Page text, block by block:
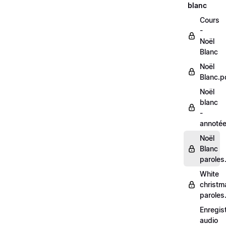
blanc
Cours
-
Noël
Blanc
Noël
Noël
blanc
-
Noël
Blanc
White
audio